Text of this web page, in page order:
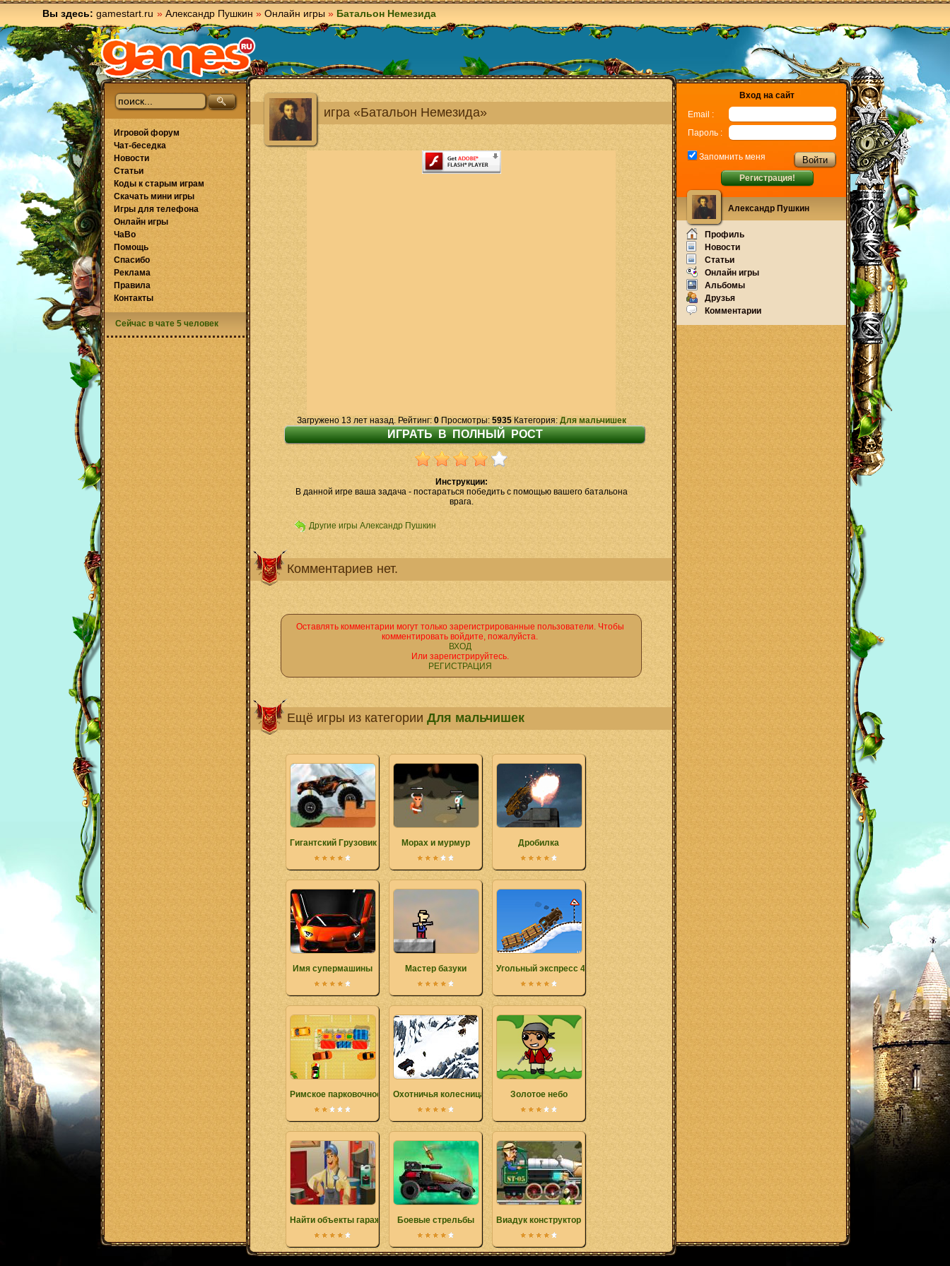
Вы здесь: gamestart.ru » Александр Пушкин » Онлайн игры » Батальон Немезида
игра «Батальон Немезида»
Загружено 13 лет назад. Рейтинг: 0Просмотры: 5935Категория: Для мальчишек
Инструкции:
В данной игре ваша задача - постараться победить с помощью вашего батальона
врага.
Другие игры Александр Пушкин
Комментариев нет.
Оставлять комментарии могут только зарегистрированные пользователи. Чтобы
комментировать войдите, пожалуйста.
ВХОД
Или зарегистрируйтесь.
РЕГИСТРАЦИЯ
Ещё игры из категории Для мальчишек
Гигантский Грузовик Китай Морах и мурмур Дробилка
Имя супермашины Мастер базуки Угольный экспресс 4
Римское парковочное безумиеОхотничья колесница Золотое небо
Найти объекты гараж Боевые стрельбы Виадук конструктор
Игровой форум
Чат-беседка
Новости
Статьи
Коды к старым играм
Скачать мини игры
Игры для телефона
Онлайн игры
ЧаВо
Помощь
Спасибо
Реклама
Правила
Контакты
Сейчас в чате 5 человек
Вход на сайт
Email :
Пароль :
Запомнить меня
Регистрация!
Александр Пушкин
Профиль
Новости
Статьи
Онлайн игры
Альбомы
Друзья
Комментарии